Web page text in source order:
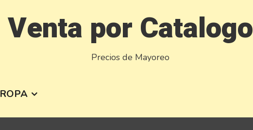
Venta por Catalogo
Precios de Mayoreo
ROPA